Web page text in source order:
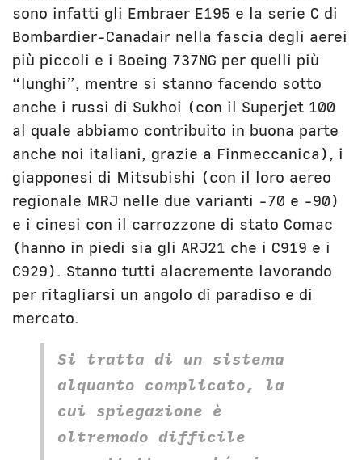
sono infatti gli Embraer E195 e la serie C di
Bombardier-Canadair nella fascia degli aerei
più piccoli e i Boeing 737NG per quelli più
“lunghi”, mentre si stanno facendo sotto
anche i russi di Sukhoi (con il Superjet 100
al quale abbiamo contribuito in buona parte
anche noi italiani, grazie a Finmeccanica), i
giapponesi di Mitsubishi (con il loro aereo
regionale MRJ nelle due varianti -70 e -90)
e i cinesi con il carrozzone di stato Comac
(hanno in piedi sia gli ARJ21 che i C919 e i
C929). Stanno tutti alacremente lavorando
per ritagliarsi un angolo di paradiso e di
mercato.
Si tratta di un sistema
alquanto complicato, la
cui spiegazione è
oltremodo difficile